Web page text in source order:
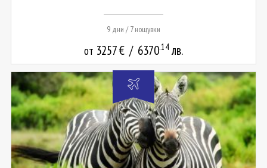
9 дни / 7 нощувки
от 3257€ / 6370.14 лв.